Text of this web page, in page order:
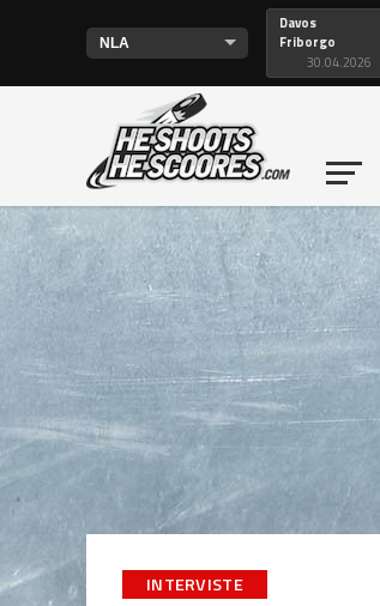
Davos
Friborgo
30.04.2026
INTERVISTE